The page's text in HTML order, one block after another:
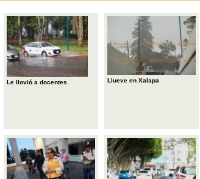
Le llovió a docentes Llueve en Xalapa